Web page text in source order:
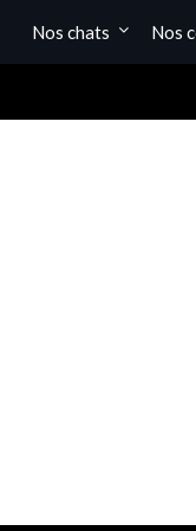
Nos chats Nos